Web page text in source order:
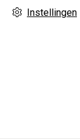
Instellingen